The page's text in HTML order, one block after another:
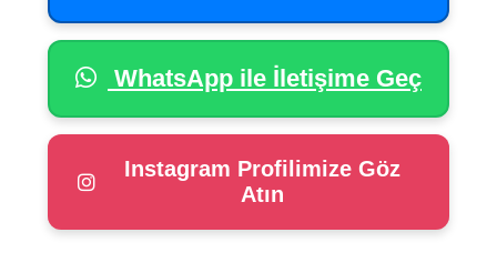
WhatsApp ile İletişime Geç
Instagram Profilimize Göz
Atın